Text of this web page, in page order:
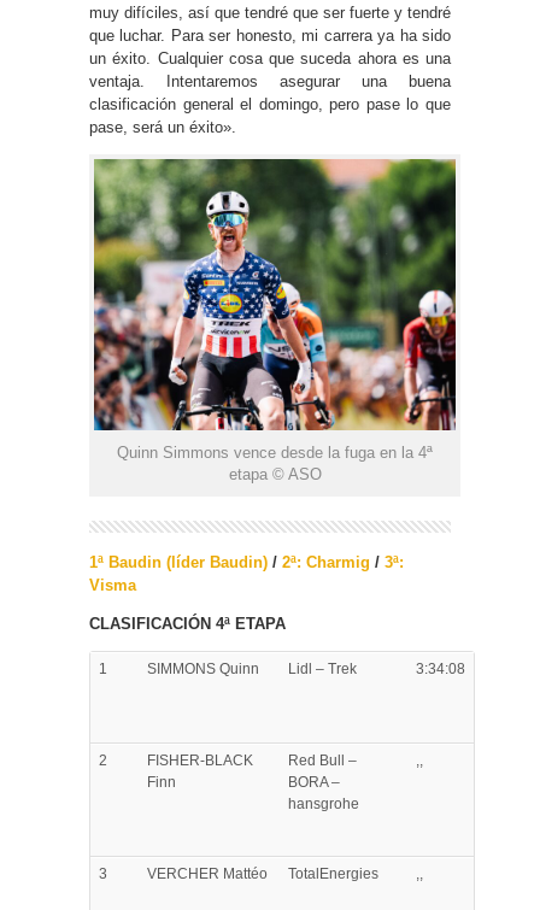
muy difíciles, así que tendré que ser fuerte y tendré
que luchar. Para ser honesto, mi carrera ya ha sido
un éxito. Cualquier cosa que suceda ahora es una
ventaja. Intentaremos asegurar una buena
clasificación general el domingo, pero pase lo que
pase, será un éxito».
Quinn Simmons vence desde la fuga en la 4ª
etapa © ASO
1ª Baudin (líder Baudin) / 2ª: Charmig / 3ª:
Visma
CLASIFICACIÓN 4ª ETAPA
1 SIMMONS Quinn Lidl – Trek 3:34:08
2
FISHER-BLACK
Finn
Red Bull –
BORA –
hansgrohe
,,
3 VERCHER Mattéo TotalEnergies ,,